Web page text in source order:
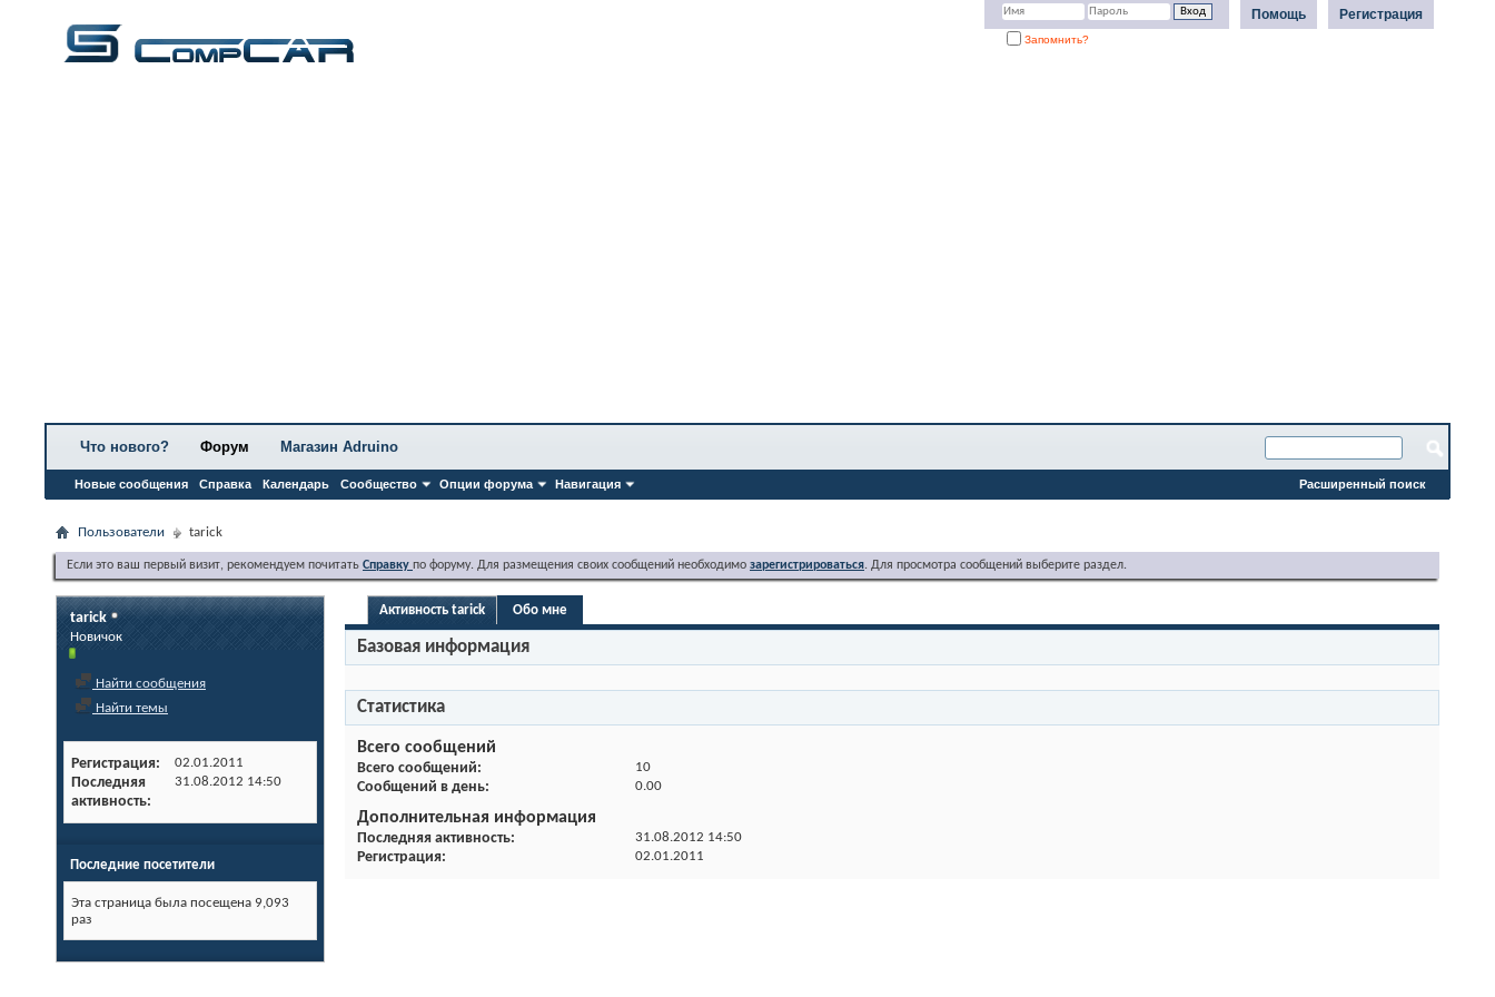
Регистрация
Помощь
Запомнить?
Что нового? Форум
Новые сообщения Справка Календарь Сообщество Опции форума Навигация
Магазин Adruino
Расширенный поиск
Пользователи tarick
Если это ваш первый визит, рекомендуем почитать Справку по форуму. Для размещения своих сообщений необходимо зарегистрироваться. Для просмотра сообщений выберите раздел.
tarick
Новичок
Найти сообщения
Найти темы
Регистрация 02.01.2011
Последняя
активность
31.08.2012 14:50
Последние посетители
Эта страница была посещена 9,093
раз
Активность tarick Обо мне
Базовая информация
Статистика
Всего сообщений
Всего сообщений 10
Сообщений в день 0.00
Дополнительная информация
Последняя активность 31.08.2012 14:50
Регистрация 02.01.2011